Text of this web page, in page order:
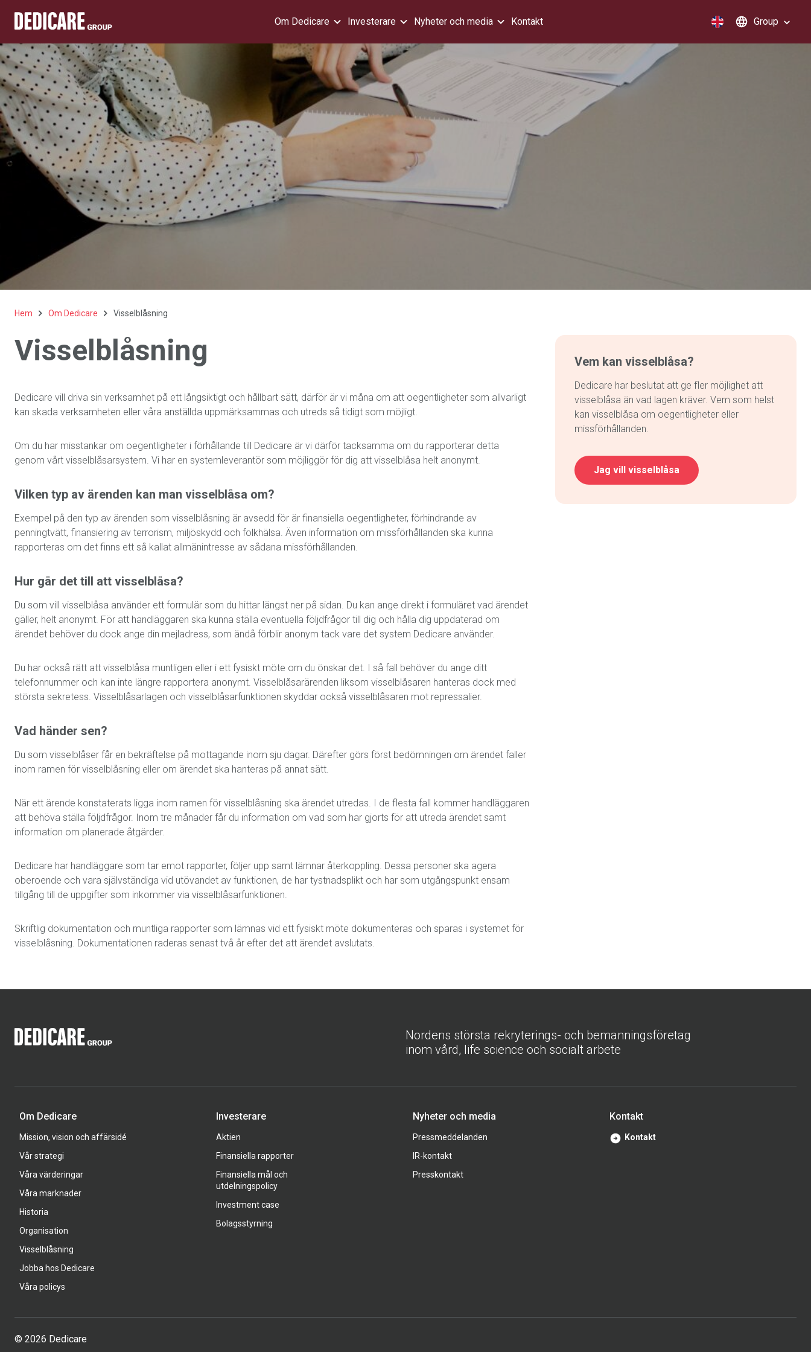
Om Dedicare Investerare Nyheter och media Kontakt Group
Hem Om Dedicare Visselblåsning
Visselblåsning
Dedicare vill driva sin verksamhet på ett långsiktigt och hållbart sätt, därför är vi måna om att oegentligheter som allvarligt
kan skada verksamheten eller våra anställda uppmärksammas och utreds så tidigt som möjligt.
Om du har misstankar om oegentligheter i förhållande till Dedicare är vi därför tacksamma om du rapporterar detta
genom vårt visselblåsarsystem. Vi har en systemleverantör som möjliggör för dig att visselblåsa helt anonymt.
Vilken typ av ärenden kan man visselblåsa om?
Exempel på den typ av ärenden som visselblåsning är avsedd för är finansiella oegentligheter, förhindrande av
penningtvätt, finansiering av terrorism, miljöskydd och folkhälsa. Även information om missförhållanden ska kunna
rapporteras om det finns ett så kallat allmänintresse av sådana missförhållanden.
Hur går det till att visselblåsa?
Du som vill visselblåsa använder ett formulär som du hittar längst ner på sidan. Du kan ange direkt i formuläret vad ärendet
gäller, helt anonymt. För att handläggaren ska kunna ställa eventuella följdfrågor till dig och hålla dig uppdaterad om
ärendet behöver du dock ange din mejladress, som ändå förblir anonym tack vare det system Dedicare använder.
Du har också rätt att visselblåsa muntligen eller i ett fysiskt möte om du önskar det. I så fall behöver du ange ditt
telefonnummer och kan inte längre rapportera anonymt. Visselblåsarärenden liksom visselblåsaren hanteras dock med
största sekretess. Visselblåsarlagen och visselblåsarfunktionen skyddar också visselblåsaren mot repressalier.
Vad händer sen?
Du som visselblåser får en bekräftelse på mottagande inom sju dagar. Därefter görs först bedömningen om ärendet faller
inom ramen för visselblåsning eller om ärendet ska hanteras på annat sätt.
När ett ärende konstaterats ligga inom ramen för visselblåsning ska ärendet utredas. I de flesta fall kommer handläggaren
att behöva ställa följdfrågor. Inom tre månader får du information om vad som har gjorts för att utreda ärendet samt
information om planerade åtgärder.
Dedicare har handläggare som tar emot rapporter, följer upp samt lämnar återkoppling. Dessa personer ska agera
oberoende och vara självständiga vid utövandet av funktionen, de har tystnadsplikt och har som utgångspunkt ensam
tillgång till de uppgifter som inkommer via visselblåsarfunktionen.
Skriftlig dokumentation och muntliga rapporter som lämnas vid ett fysiskt möte dokumenteras och sparas i systemet för
visselblåsning. Dokumentationen raderas senast två år efter det att ärendet avslutats.
Vem kan visselblåsa?
Dedicare har beslutat att ge fler möjlighet att
visselblåsa än vad lagen kräver. Vem som helst
kan visselblåsa om oegentligheter eller
missförhållanden.
Jag vill visselblåsa
Nordens största rekryterings- och bemanningsföretag
inom vård, life science och socialt arbete
Om Dedicare
Mission, vision och affärsidé
Vår strategi
Våra värderingar
Våra marknader
Historia
Organisation
Visselblåsning
Jobba hos Dedicare
Våra policys
Investerare
Aktien
Finansiella rapporter
Finansiella mål och
utdelningspolicy
Investment case
Bolagsstyrning
Nyheter och media
Pressmeddelanden
IR-kontakt
Presskontakt
Kontakt
Kontakt
© 2026 Dedicare